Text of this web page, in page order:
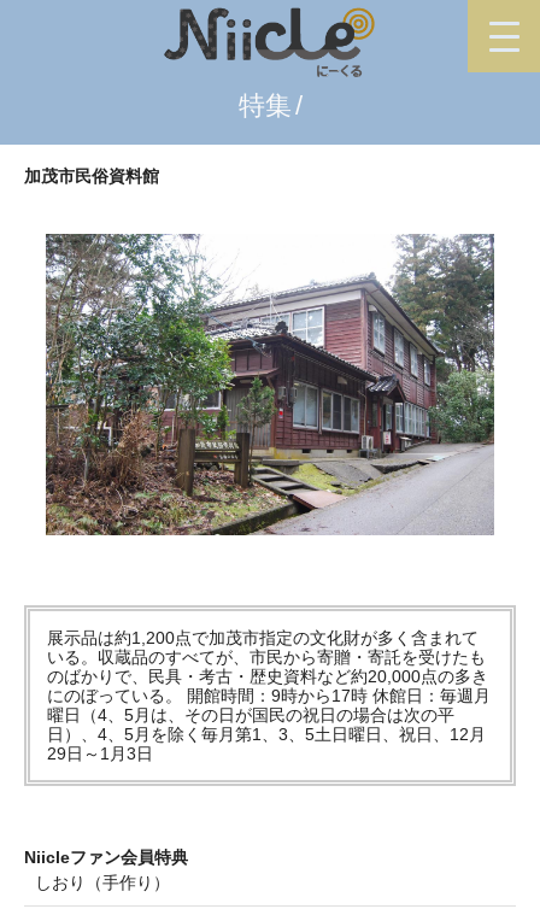
特集
加茂市民俗資料館
展示品は約1,200点で加茂市指定の文化財が多く含まれて
いる。収蔵品のすべてが、市民から寄贈・寄託を受けたも
のばかりで、民具・考古・歴史資料など約20,000点の多き
にのぼっている。 開館時間：9時から17時 休館日：毎週月
曜日（4、5月は、その日が国民の祝日の場合は次の平
日）、4、5月を除く毎月第1、3、5土日曜日、祝日、12月
29日～1月3日
Niicleファン会員特典
しおり（手作り）